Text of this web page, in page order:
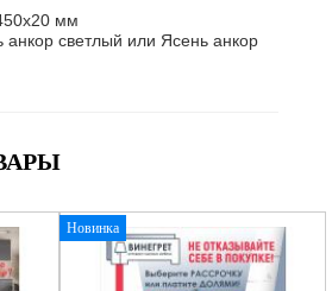
мм
светлый или Ясень анкор
Новинка